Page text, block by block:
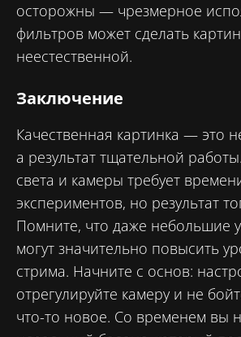
осторожны — чрезмерное
фильтров может сделать
неестественной.
Заключение
Качественная картинка — это
а результат тщательной
света и камеры требует
экспериментов, но результат
Помните, что даже небольшие
могут значительно повысить
стрима. Начните с основ:
отрегулируйте камеру и не
что-то новое. Со временем вы